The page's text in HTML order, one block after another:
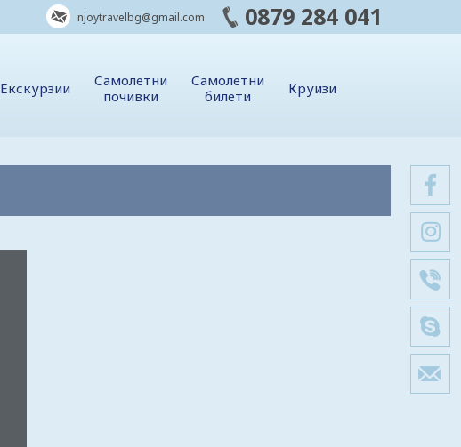
0879 284 041
njoytravelbg@gmail.com
Екскурзии
Самолетни
почивки
Самолетни
билети
Круизи